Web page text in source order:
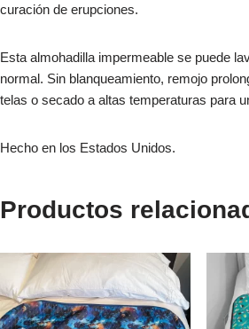
curación de erupciones.
Esta almohadilla impermeable se puede
normal. Sin blanqueamiento, remojo
telas o secado a altas temperaturas para
Hecho en los Estados Unidos.
Productos